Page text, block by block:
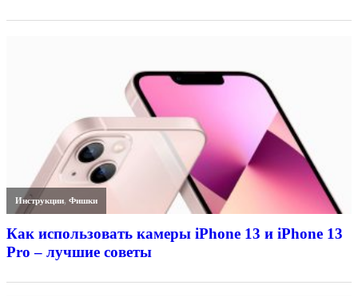
Инструкции,Фишки
Как использовать камеры iPhone 13 и iPhone 13
Pro – лучшие советы